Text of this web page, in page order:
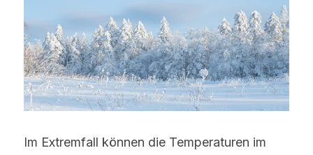
Im Extremfall können die Temperaturen im